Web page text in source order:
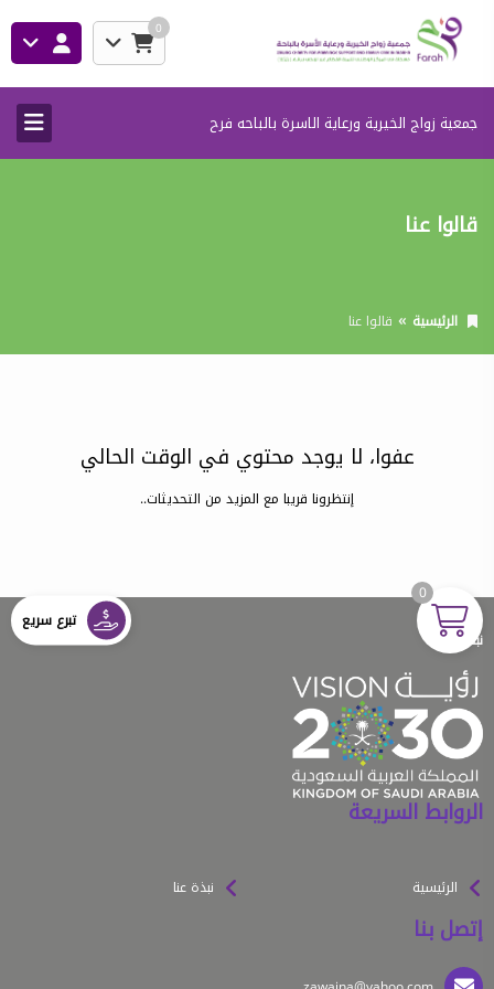
0
جمعية زواج الخيرية ورعاية الاسرة بالباحه فرح
قالوا عنا
الرئيسية قالوا عنا
عفوا، لا يوجد محتوي في الوقت الحالي
إنتظرونا قريبا مع المزيد من التحديثات..
نبذة عنا
الروابط السريعة
الرئيسية نبذة عنا
إتصل بنا
تبرع سريع
0